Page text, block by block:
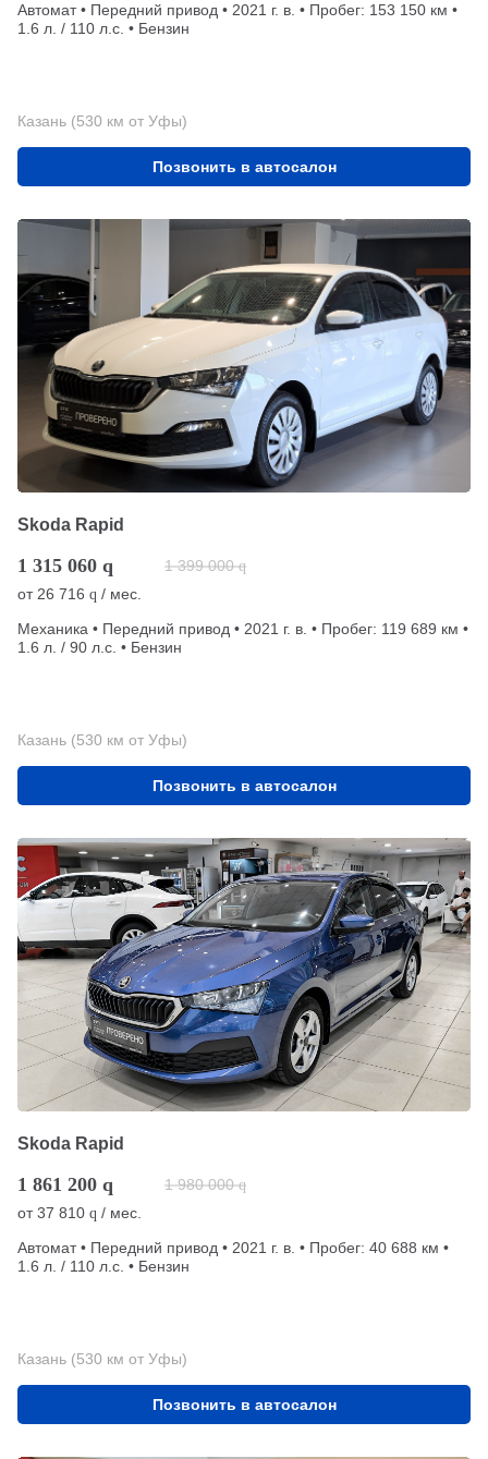
Автомат • Передний привод • 2021 г. в. • Пробег: 153 150 км •
1.6 л. / 110 л.с. • Бензин
Казань (530 км от Уфы)
Позвонить в автосалон
Skoda Rapid
1 315 060 q 1 399 000 q
от26 716 q / мес.
Механика • Передний привод • 2021 г. в. • Пробег: 119 689 км •
1.6 л. / 90 л.с. • Бензин
Казань (530 км от Уфы)
Позвонить в автосалон
Skoda Rapid
1 861 200 q 1 980 000 q
от37 810 q / мес.
Автомат • Передний привод • 2021 г. в. • Пробег: 40 688 км •
1.6 л. / 110 л.с. • Бензин
Казань (530 км от Уфы)
Позвонить в автосалон